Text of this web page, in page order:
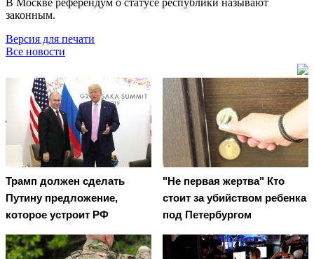
законным.
Версия для печати
Все новости
Трамп должен сделать
Путину предложение,
которое устроит РФ
"Не первая жертва" Кто
стоит за убийством ребенка
под Петербургом